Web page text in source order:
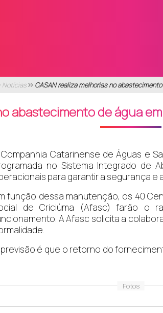
Notícias CASAN realiza melhorias no
abastecimento de água
Catarinense de Águas e
no Sistema Integrado de
para garantir a segurança
função dessa manutenção, os 40
de Criciúma (Afasc) farão o
A Afasc solicita a
é que o retorno do
Fotos